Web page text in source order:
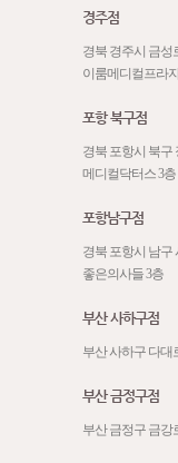
경주점
경북 경주시 금성
이룸메디컬프라
포항 북구점
경북 포항시 북구
메디컬닥터스 3층
포항남구점
경북 포항시 남구
좋은의사들 3층
부산 사하구점
부산 사하구 다대
부산 금정구점
부산 금정구 금강